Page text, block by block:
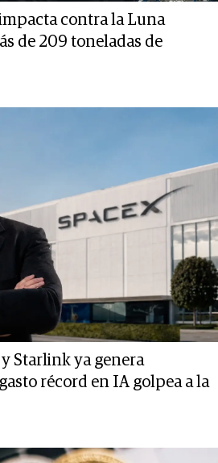
contra la Luna
de 209 toneladas de
Starlink ya genera
récord en IA golpea a la